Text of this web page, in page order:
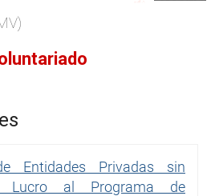
Entidades Privadas sin
Lucro al Programa de